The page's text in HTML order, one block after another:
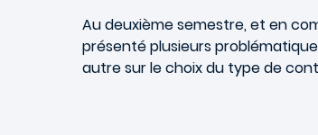
Au deuxième semestre, et en
présenté plusieurs
autre sur le choix du type de